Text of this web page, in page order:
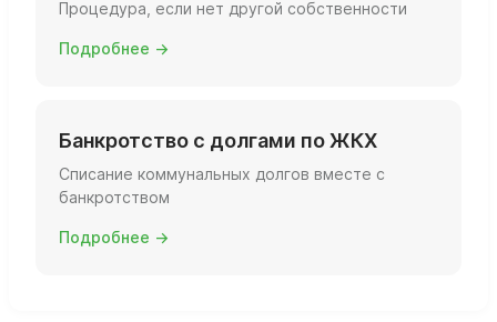
Процедура, если нет другой собственности
Подробнее →
Банкротство с долгами по ЖКХ
Списание коммунальных долгов вместе с
банкротством
Подробнее →